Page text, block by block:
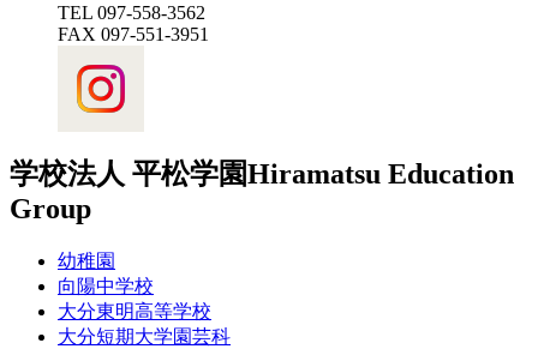
TEL 097-558-3562
FAX 097-551-3951
学校法人 平松学園Hiramatsu Education
Group
幼稚園
向陽中学校
大分東明高等学校
大分短期大学園芸科